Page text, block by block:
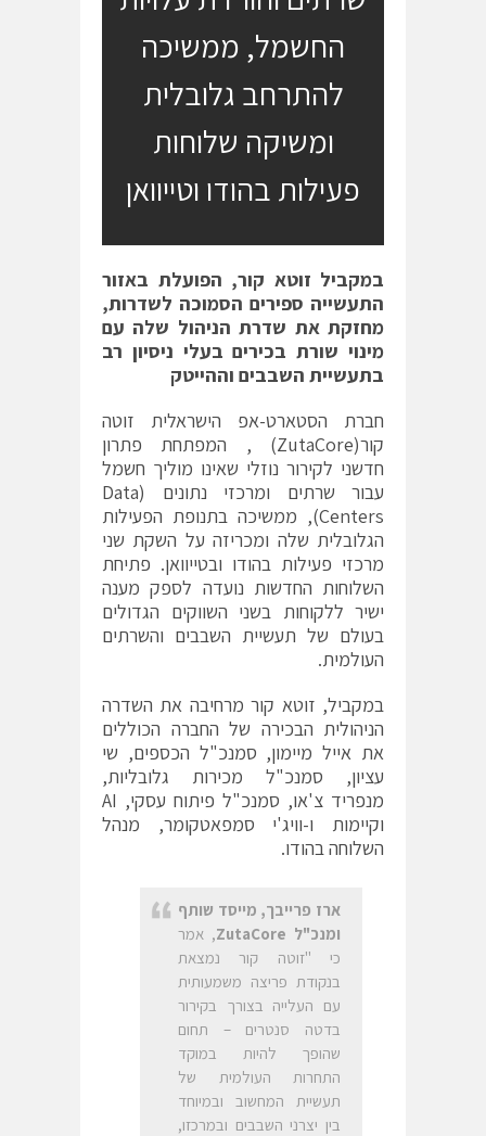
החשמל, ממשיכה
להתרחב גלובלית
ומשיקה שלוחות
פעילות בהודו וטייוואן
במקביל זוטא קור, הפועלת באזור
התעשייה ספירים הסמוכה לשדרות,
מחזקת את שדרת הניהול שלה עם
מינוי שורת בכירים בעלי ניסיון רב
בתעשיית השבבים וההייטק
חברת הסטארט-אפ הישראלית זוטה
קור(ZutaCore) , המפתחת פתרון
חדשני לקירור נוזלי שאינו מוליך חשמל
עבור שרתים ומרכזי נתונים (Data
Centers), ממשיכה בתנופת הפעילות
הגלובלית שלה ומכריזה על השקת שני
מרכזי פעילות בהודו ובטייוואן. פתיחת
השלוחות החדשות נועדה לספק מענה
ישיר ללקוחות בשני השווקים הגדולים
בעולם של תעשיית השבבים והשרתים
העולמית.
במקביל, זוטא קור מרחיבה את השדרה
הניהולית הבכירה של החברה הכוללים
את אייל מיימון, סמנכ"ל הכספים, שי
עציון, סמנכ"ל מכירות גלובליות,
מנפריד צ'או, סמנכ"ל פיתוח עסקי, AI
וקיימות ו-וויג'י סמפאטקומר, מנהל
השלוחה בהודו.
ארז פרייבך, מייסד שותף
ומנכ"ל ZutaCore, אמר
כי "זוטה קור נמצאת
בנקודת פריצה משמעותית
עם העלייה בצורך בקירור
בדטה סנטרים – תחום
שהופך להיות במוקד
התחרות העולמית של
תעשיית המחשוב ובמיוחד
בין יצרני השבבים ובמרכזו,